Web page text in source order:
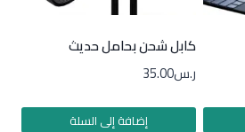
كابل شحن بحامل حديث
ر.س35.00
إضافة إلى السلة